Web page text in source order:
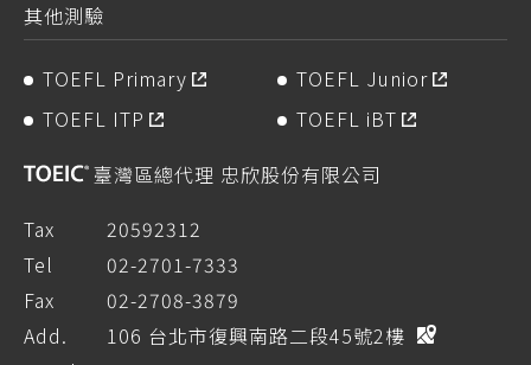
其他測驗
TOEFL Primary
TOEFL Junior
TOEFL ITP
TOEFL iBT
臺灣區總代理 忠欣股份有限公司
Tax
20592312
Tel
02-2701-7333
Fax
02-2708-3879
Add.
106 台北市復興南路二段45號2樓